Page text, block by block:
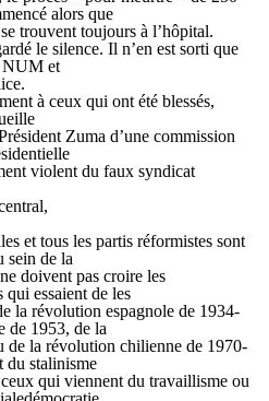
alors que
trouvent toujours à l’hôpital.
le silence. Il n’en est sorti que
NUM et
à ceux qui ont été blessés,
Zuma d’une commission
violent du faux syndicat
et tous les partis réformistes sont
sein de la
doivent pas croire les
qui essaient de les
la révolution espagnole de 1934-
de 1953, de la
de la révolution chilienne de 1970-
du stalinisme
qui viennent du travaillisme ou